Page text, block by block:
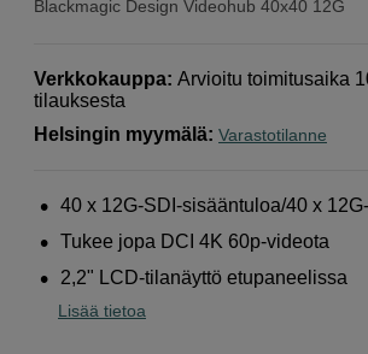
Blackmagic Design Videohub 40x40 12G
Verkkokauppa: Arvioitu toimitusaika
tilauksesta
Helsingin myymälä: Varastotilanne
40 x 12G-SDI-sisääntuloa/40 x
Tukee jopa DCI 4K 60p-videota
2,2" LCD-tilanäyttö etupaneelissa
Lisää tietoa